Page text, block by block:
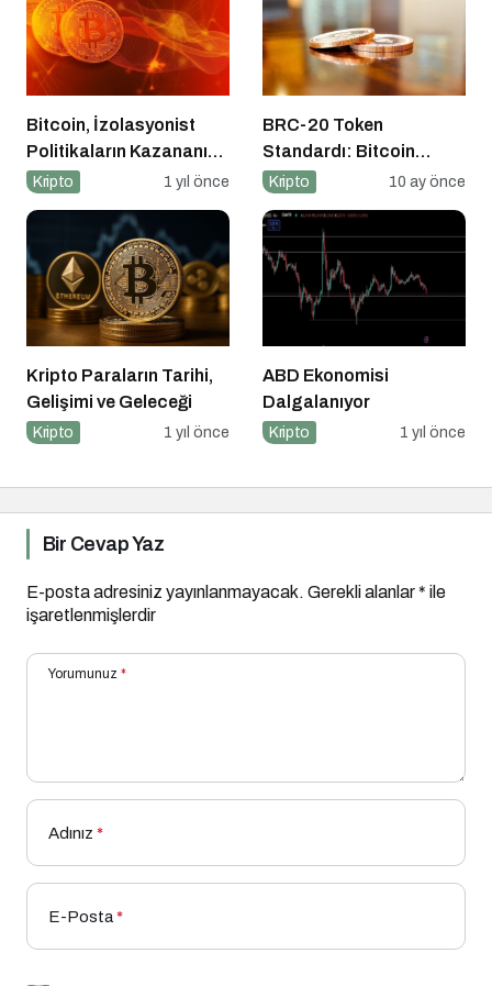
Bitcoin, İzolasyonist
Politikaların Kazananı
Olabilir
Kripto 1 yıl önce
BRC-20 Token
Standardı: Bitcoin
Üzerindeki Deneysel
Kripto 10 ay önce
Kripto Paraların Tarihi,
Gelişimi ve Geleceği
Kripto 1 yıl önce
ABD Ekonomisi
Dalgalanıyor
Kripto 1 yıl önce
Bir Cevap Yaz
E-posta adresiniz yayınlanmayacak. Gerekli alanlar* ile
işaretlenmişlerdir
Yorumunuz *
Adınız *
E-Posta*